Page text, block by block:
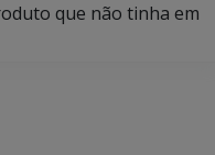
que não tinha em